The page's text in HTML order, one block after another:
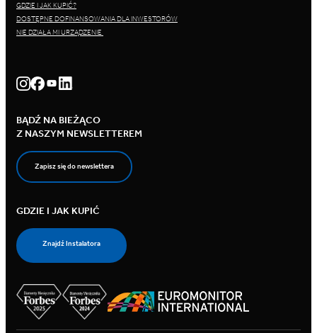
GDZIE I JAK KUPIĆ?
DOSTĘPNE DOFINANSOWANIA DLA INWESTORÓW
NIE DZIAŁA MI URZĄDZENIE
BĄDŹ NA BIEŻĄCO
Z NASZYM NEWSLETTEREM
Zapisz się do newslettera
GDZIE I JAK KUPIĆ
Znajdź Instalatora